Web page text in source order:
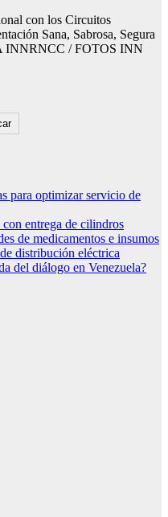
con los Circuitos
Sana, Sabrosa, Segura
INNRNCC / FOTOS INN
para optimizar servicio de
entrega de cilindros
de medicamentos e insumos
distribución eléctrica
del diálogo en Venezuela?